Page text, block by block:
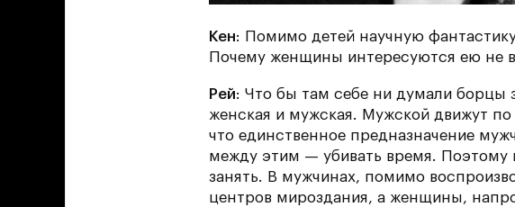
Кен: Помимо детей научную
Почему женщины интересуются ею не
Рей: Что бы там себе ни думали борцы
женская и мужская. Мужской движут
что единственное предназначение
между этим — убивать время. Поэтому
занять. В мужчинах, помимо
центров мироздания, а женщины,